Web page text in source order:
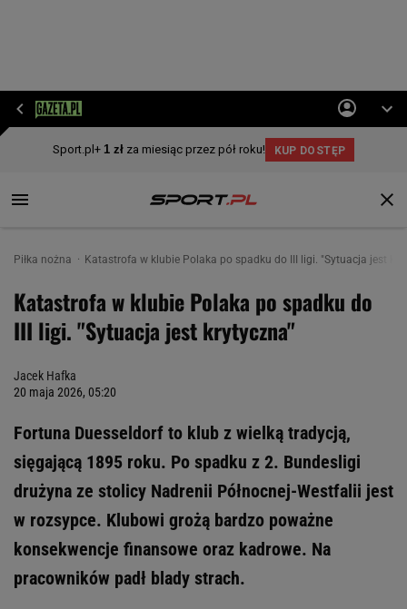
Piłka nożna Katastrofa w klubie Polaka po spadku do III ligi. "Sytuacja jest
Katastrofa w klubie Polaka po spadku do
III ligi. "Sytuacja jest krytyczna"
Jacek Hafka
20 maja 2026, 05:20
Fortuna Duesseldorf to klub z wielką tradycją,
sięgającą 1895 roku. Po spadku z 2. Bundesligi
drużyna ze stolicy Nadrenii Północnej-Westfalii jest
w rozsypce. Klubowi grożą bardzo poważne
konsekwencje finansowe oraz kadrowe. Na
pracowników padł blady strach.